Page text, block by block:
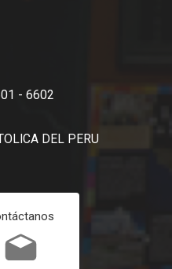
- 6602
DEL PERU